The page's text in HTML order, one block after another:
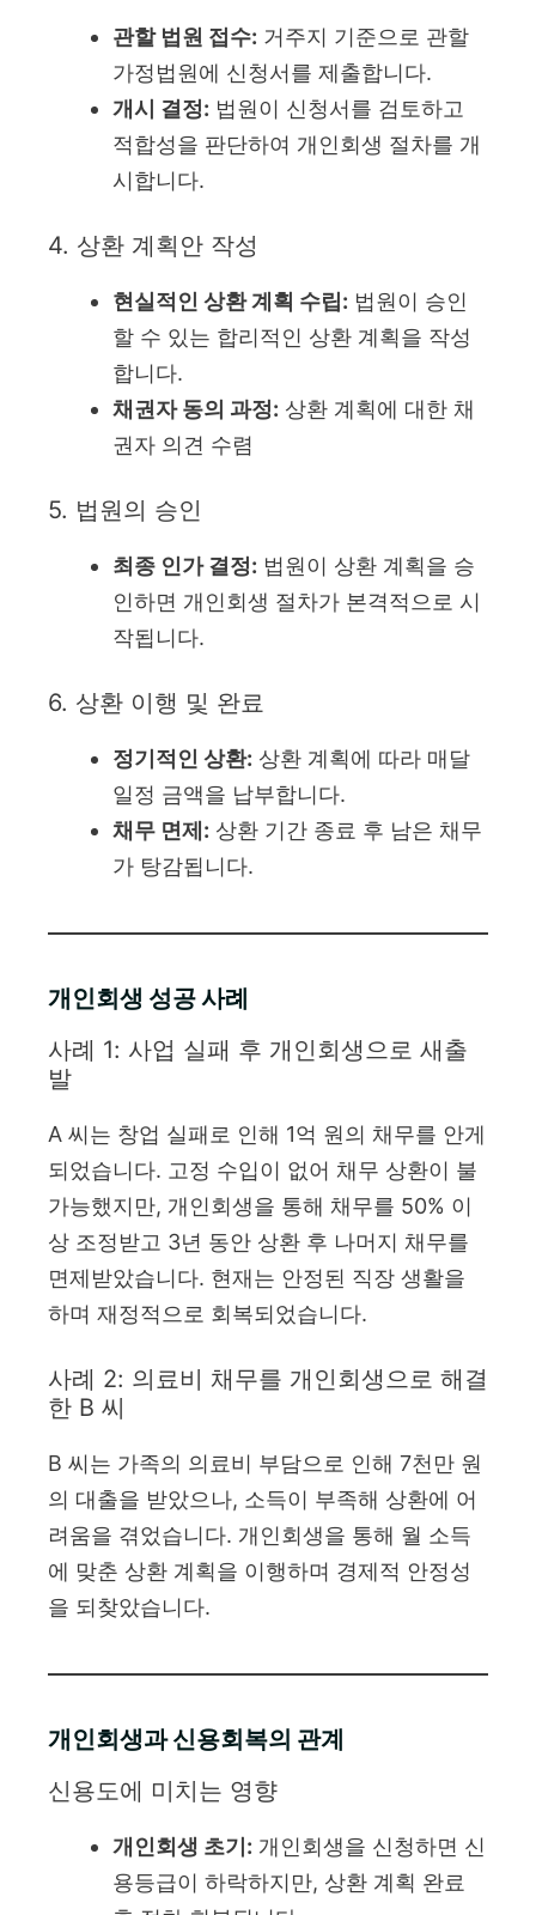
관할 법원 접수: 거주지 기준으로 관할
가정법원에 신청서를 제출합니다.
개시 결정: 법원이 신청서를 검토하고
적합성을 판단하여 개인회생 절차를 개
시합니다.
4. 상환 계획안 작성
현실적인 상환 계획 수립: 법원이 승인
할 수 있는 합리적인 상환 계획을 작성
합니다.
채권자 동의 과정: 상환 계획에 대한 채
권자 의견 수렴
5. 법원의 승인
최종 인가 결정: 법원이 상환 계획을 승
인하면 개인회생 절차가 본격적으로 시
작됩니다.
6. 상환 이행 및 완료
정기적인 상환: 상환 계획에 따라 매달
일정 금액을 납부합니다.
채무 면제: 상환 기간 종료 후 남은 채무
가 탕감됩니다.
개인회생 성공 사례
사례 1: 사업 실패 후 개인회생으로 새출
발
A 씨는 창업 실패로 인해 1억 원의 채무를 안게
되었습니다. 고정 수입이 없어 채무 상환이 불
가능했지만, 개인회생을 통해 채무를 50% 이
상 조정받고 3년 동안 상환 후 나머지 채무를
면제받았습니다. 현재는 안정된 직장 생활을
하며 재정적으로 회복되었습니다.
사례 2: 의료비 채무를 개인회생으로 해결
한 B 씨
B 씨는 가족의 의료비 부담으로 인해 7천만 원
의 대출을 받았으나, 소득이 부족해 상환에 어
려움을 겪었습니다. 개인회생을 통해 월 소득
에 맞춘 상환 계획을 이행하며 경제적 안정성
을 되찾았습니다.
개인회생과 신용회복의 관계
신용도에 미치는 영향
개인회생 초기: 개인회생을 신청하면 신
용등급이 하락하지만, 상환 계획 완료